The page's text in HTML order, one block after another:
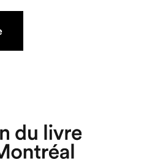
cherchez-vous?